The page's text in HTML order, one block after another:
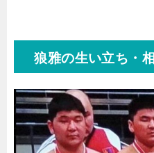
狼雅の生い立ち・